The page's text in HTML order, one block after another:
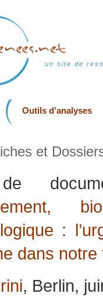
un site de
Outils d’analyses
et
:
dans
, Berlin,